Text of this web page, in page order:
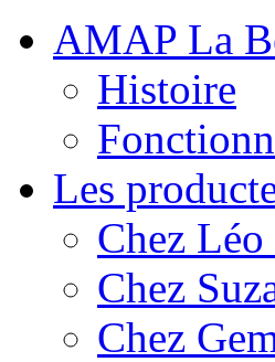
AMAP La
Histoire
Les
Chez
Chez
Chez